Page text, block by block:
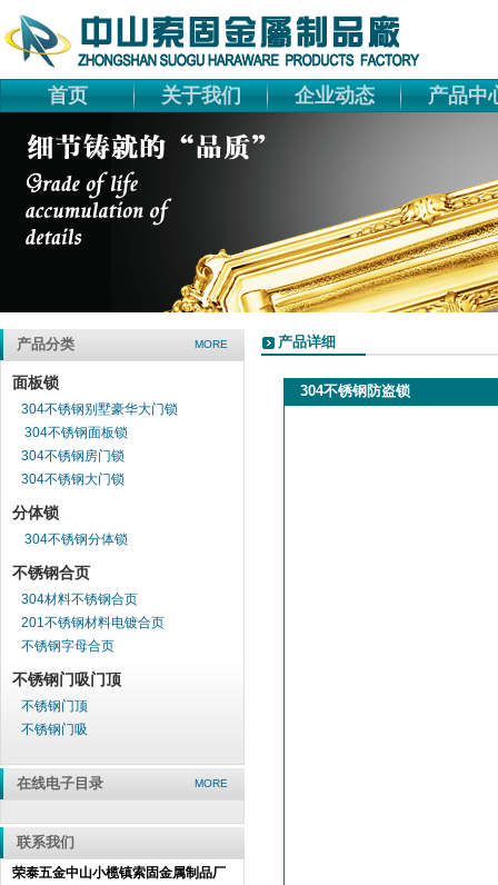
首页 关于我们 企业动态 产品中
产品分类 MORE
面板锁
304不锈钢别墅豪华大门锁
304不锈钢面板锁
304不锈钢房门锁
304不锈钢大门锁
分体锁
304不锈钢分体锁
不锈钢合页
304材料不锈钢合页
201不锈钢材料电镀合页
不锈钢字母合页
不锈钢门吸门顶
不锈钢门顶
不锈钢门吸
在线电子目录 MORE
联系我们
荣泰五金中山小榄镇索固金属制品厂
产品详细
304不锈钢防盗锁